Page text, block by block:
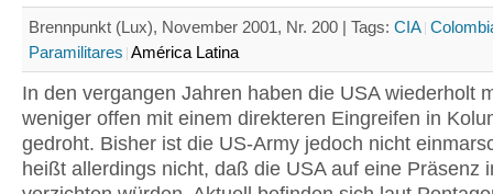
Brennpunkt (Lux), November 2001, Nr. 200 | Tags: CIA
Paramilitares América Latina
In den vergangen Jahren haben die USA wiederholt
weniger offen mit einem direkteren Eingreifen in
gedroht. Bisher ist die US-Army jedoch nicht
heißt allerdings nicht, daß die USA auf eine Präsenz